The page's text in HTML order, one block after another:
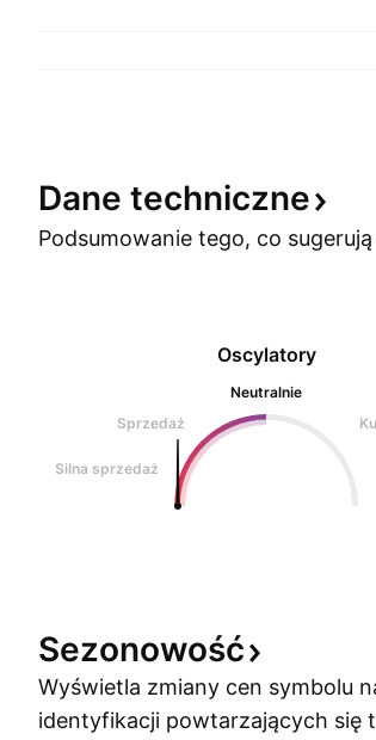
Dane techniczne
Podsumowanie tego, co sugerują
Oscylatory
Neutralnie
Sprzedaż
Silna sprzedaż
Sezonowość
Wyświetla zmiany cen symbolu
identyfikacji powtarzających się